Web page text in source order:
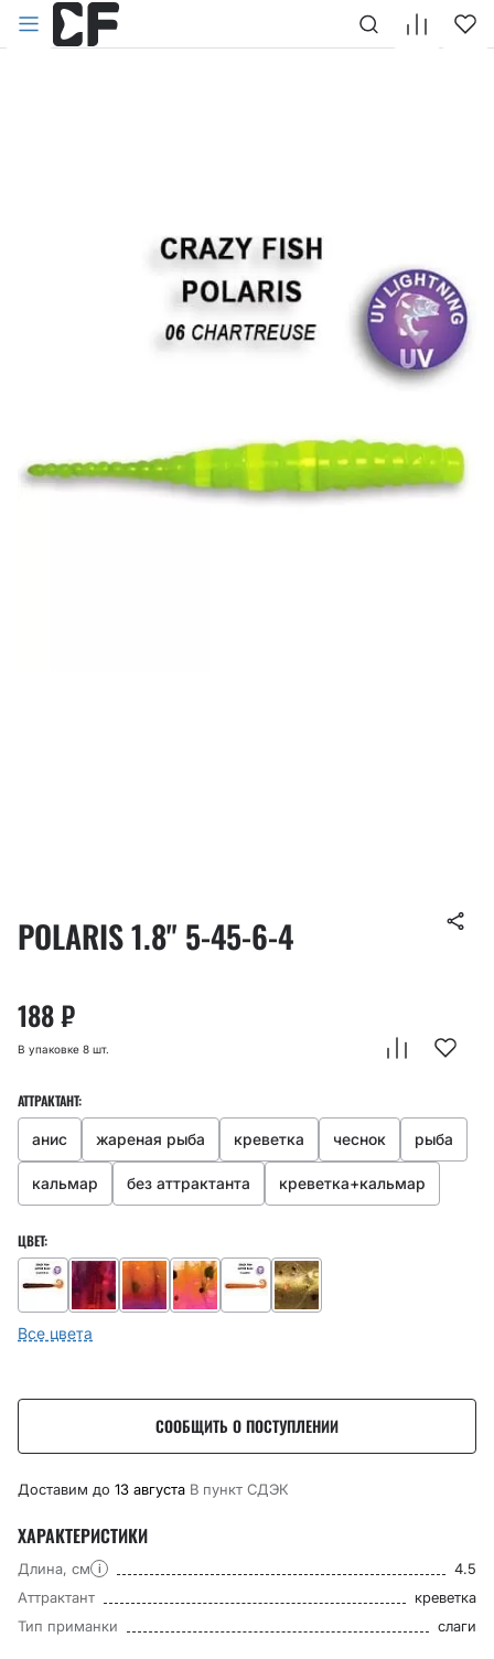
POLARIS 1.8" 5-45-6-4
188₽
В упаковке 8 шт.
АТТРАКТАНТ:
анис жареная рыба креветка чеснок рыба
кальмар без аттрактанта креветка+кальмар
ЦВЕТ:
Все цвета
СООБЩИТЬ О ПОСТУПЛЕНИИ
Доставим до 13 августа В пункт CДЭК
ХАРАКТЕРИСТИКИ
Длина, см i
4.5
Аттрактант
креветка
Тип приманки
слаги
НАЗАД